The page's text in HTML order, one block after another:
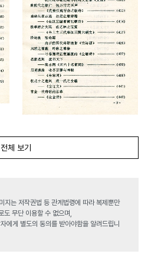
전체 보기
지는 저작권법 등 관계법령에 따라 복제뿐만
도 무단 이용할 수 없으며,
에게 별도의 동의를 받아야함을 알려드립니